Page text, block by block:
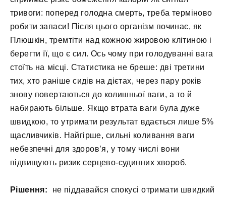
тривоги: поперед голодна смерть, треба терміново
робити запаси! Після цього організм починає, як
Плюшкін, тремтіти над кожною жировою клітиною і
берегти її, що є сил. Ось чому при голодуванні вага
стоїть на місці. Статистика не бреше: дві третини
тих, хто раніше сидів на дієтах, через пару років
знову повертаються до колишньої ваги, а то й
набирають більше. Якщо втрата ваги була дуже
швидкою, то утримати результат вдається лише 5%
щасливчиків. Найгірше, сильні коливання ваги
небезпечні для здоров’я, у тому числі вони
підвищують ризик серцево-судинних хвороб.
Рішення:
не піддавайся спокусі отримати швидкий